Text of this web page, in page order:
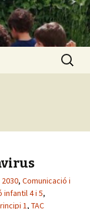
Cerca:
, Comunicació i
infantil 4 i 5,
1, TAC